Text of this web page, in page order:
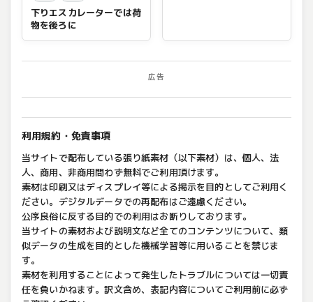
下りエスカレーターでは荷
物を後ろに
広告
利用規約・免責事項
当サイトで配布している張り紙素材（以下素材）は、個人、法
人、商用、非商用問わず無料でご利用頂けます。
素材は印刷又はディスプレイ等による掲示を目的としてご利用く
ださい。デジタルデータでの再配布はご遠慮ください。
公序良俗に反する目的での利用はお断りしております。
当サイトの素材および説明文など全てのコンテンツについて、類
似データの生成を目的とした機械学習等に用いることを禁じま
す。
素材を利用することによって発生したトラブルについては一切責
任を負いかねます。訳文含め、表記内容についてご利用前に必ず